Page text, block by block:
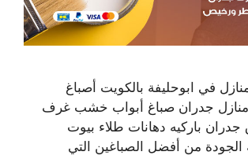
في ابوحليفة بالكويت أصباغ
منازل جدران صباغ أبواب خشب غرف
باركيه دهانات طلاء بيوت
الجودة من أفضل الصباغين التي